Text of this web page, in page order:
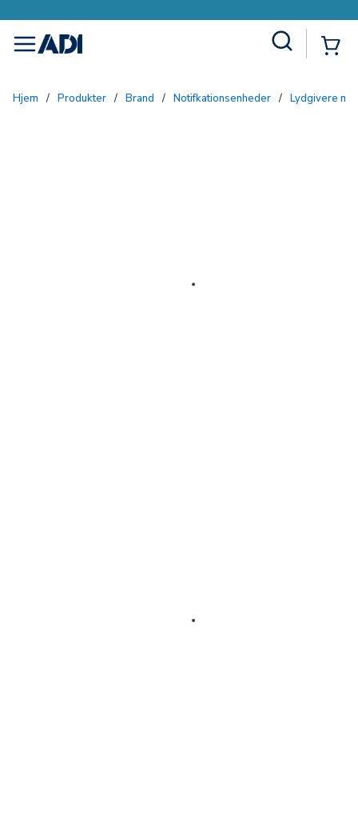
menu
Hjem / Produkter / Brand / Notifkationsenheder / lydgivere